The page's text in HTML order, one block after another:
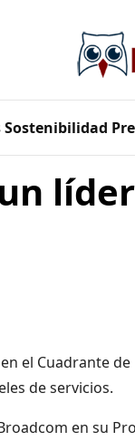
Sostenibilidad
el Cuadrante
de servicios.
en su